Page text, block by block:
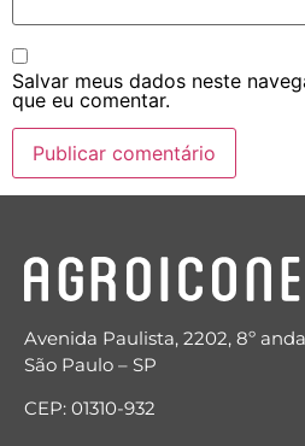
Salvar meus dados neste
que eu comentar.
Avenida Paulista, 2202, 8º
São Paulo – SP
CEP: 01310-932